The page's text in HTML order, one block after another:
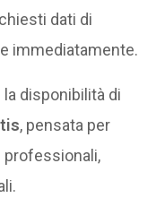
dati di
immediatamente.
disponibilità di
, pensata per
professionali,